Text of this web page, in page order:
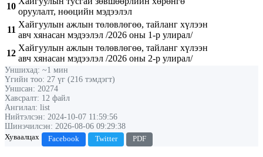
10
оруулалт, нөөцийн мэдээлэл
11
Хайгуулын ажлын төлөвлөгөө, тайланг хүлээн
авч хянасан мэдээлэл /2026 оны 1-р улирал/
12
Хайгуулын ажлын төлөвлөгөө, тайланг хүлээн
авч хянасан мэдээлэл /2026 оны 2-р улирал/
Уншихад: ~1 мин
Үгийн тоо: 27 үг (216 тэмдэгт)
Уншсан: 20274
Хавсралт: 12 файл
Ангилал: list
Нийтэлсэн: 2024-10-07 11:59:56
Шинэчилсэн: 2026-08-06 09:29:38
Хуваалцах
Facebook Twitter PDF